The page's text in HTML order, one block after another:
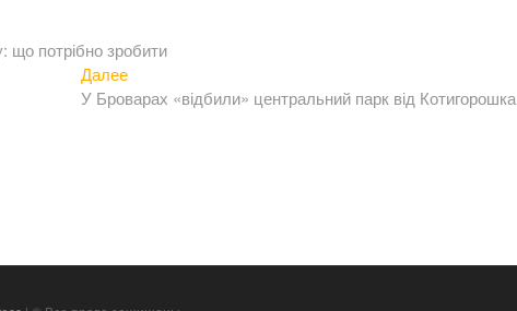
що потрібно зробити
ДалееСледующая
запись:
У Броварах «відбили» центральний парк від Котигорошка